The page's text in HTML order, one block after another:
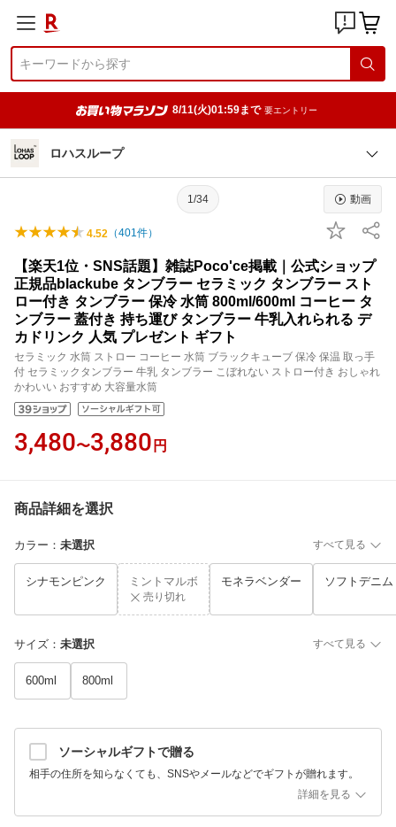
8/11(火)01:59まで 要エントリー
ロハスループ
1/34 動画
4.52 （401件）
【楽天1位・SNS話題】雑誌Poco'ce掲載｜公式ショップ
正規品blackube タンブラー セラミック タンブラー スト
ロー付き タンブラー 保冷 水筒 800ml/600ml コーヒー タ
ンブラー 蓋付き 持ち運び タンブラー 牛乳入れられる デ
カドリンク 人気 プレゼント ギフト
セラミック 水筒 ストロー コーヒー 水筒 ブラックキューブ 保冷 保温 取っ手
付 セラミックタンブラー 牛乳 タンブラー こぼれない ストロー付き おしゃれ
かわいい おすすめ 大容量水筒
3,480〜3,880 円
商品詳細を選択
カラー ： 未選択 すべて見る
シナモンピンク ミントマルボ
売り切れ
モネラベンダー ソフトデニム
サイズ ： 未選択 すべて見る
600ml 800ml
ソーシャルギフトで贈る
相手の住所を知らなくても、SNSやメールなどでギフトが贈れます。
詳細を見る